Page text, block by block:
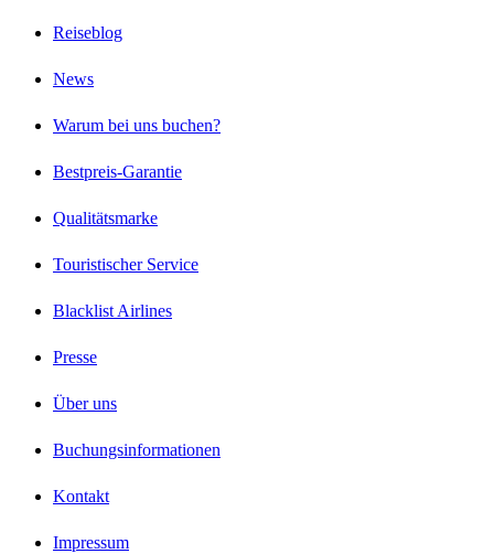
Reiseblog
News
Warum bei uns buchen?
Bestpreis-Garantie
Qualitätsmarke
Touristischer Service
Blacklist Airlines
Presse
Über uns
Buchungsinformationen
Kontakt
Impressum